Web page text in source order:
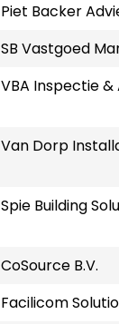
Piet Backer
SB Vastgoed
VBA Inspectie &
Van Dorp
Spie Building
CoSource B.V.
Facilicom